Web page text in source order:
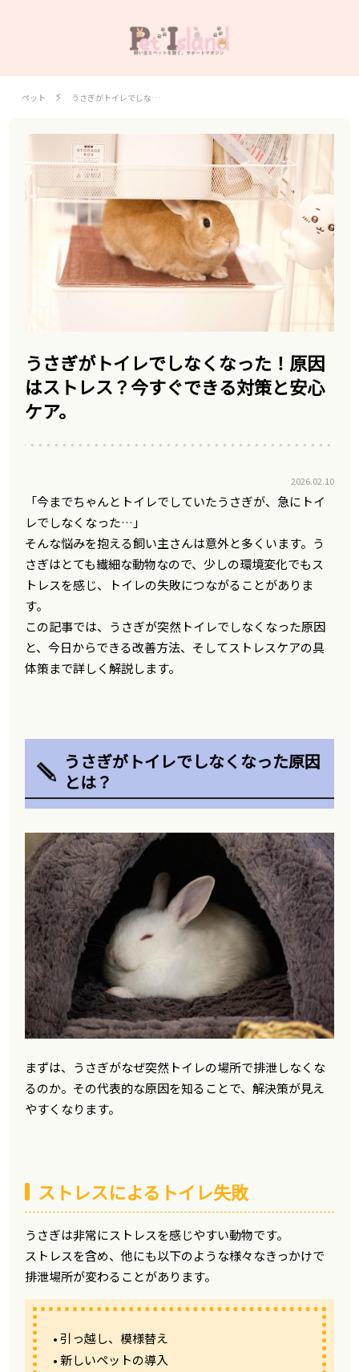
ペット うさぎがトイレでしな…
うさぎがトイレでしなくなった！原因
はストレス？今すぐできる対策と安心
ケア。
2026.02.10
「今までちゃんとトイレでしていたうさぎが、急にトイ
レでしなくなった…」
そんな悩みを抱える飼い主さんは意外と多くいます。う
さぎはとても繊細な動物なので、少しの環境変化でもス
トレスを感じ、トイレの失敗につながることがありま
す。
この記事では、うさぎが突然トイレでしなくなった原因
と、今日からできる改善方法、そしてストレスケアの具
体策まで詳しく解説します。
うさぎがトイレでしなくなった原因
とは？
まずは、うさぎがなぜ突然トイレの場所で排泄しなくな
るのか。その代表的な原因を知ることで、解決策が見え
やすくなります。
ストレスによるトイレ失敗
うさぎは非常にストレスを感じやすい動物です。
ストレスを含め、他にも以下のような様々なきっかけで
排泄場所が変わることがあります。
• 引っ越し、模様替え
• 新しいペットの導入